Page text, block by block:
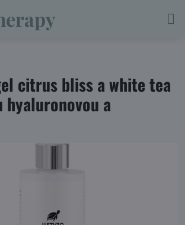
citrus bliss a white tea
a